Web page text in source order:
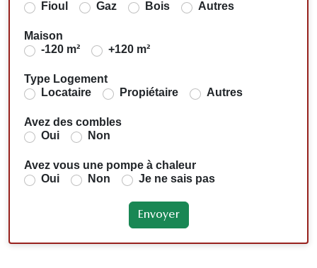
Fioul
Gaz Bois Autres
Maison
-120 m²
+120 m²
Type Logement
Locataire
Propiétaire Autres
Avez des combles
Oui
Non
Avez vous une pompe à chaleur
Oui
Non Je ne sais pas